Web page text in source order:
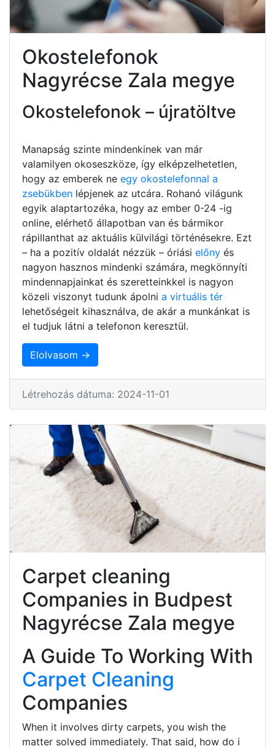
Okostelefonok
Nagyrécse Zala megye
Okostelefonok – újratöltve
Manapság szinte mindenkinek van már
valamilyen okoseszköze, így elképzelhetetlen,
hogy az emberek ne egy okostelefonnal a
zsebükben lépjenek az utcára. Rohanó világunk
egyik alaptartozéka, hogy az ember 0-24 -ig
online, elérhető állapotban van és bármikor
rápillanthat az aktuális külvilági történésekre. Ezt
– ha a pozitív oldalát nézzük – óriási előny és
nagyon hasznos mindenki számára, megkönnyíti
mindennapjainkat és szeretteinkkel is nagyon
közeli viszonyt tudunk ápolni a virtuális tér
lehetőségeit kihasználva, de akár a munkánkat is
el tudjuk látni a telefonon keresztül.
Elolvasom →
Létrehozás dátuma: 2024-11-01
Carpet cleaning
Companies in Budpest
Nagyrécse Zala megye
A Guide To Working With
Carpet Cleaning
Companies
When it involves dirty carpets, you wish the
matter solved immediately. That said, how do i